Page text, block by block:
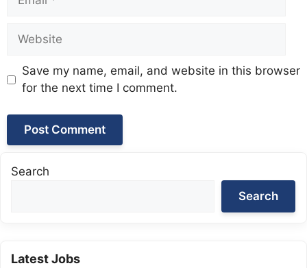
Website
Save my name, email, and website in this browser
for the next time I comment.
Search
Search
Latest Jobs